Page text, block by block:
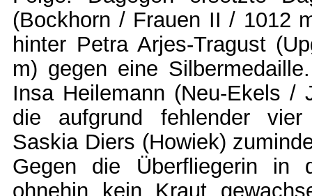
(Bockhorn / Frauen II / 1012
hinter Petra Arjes-Tragust
m) gegen eine
Insa Heilemann (Neu-Ekels /
die aufgrund fehlender vier
Saskia Diers (Howiek)
Gegen die Überfliegerin in
ohnehin kein Kraut